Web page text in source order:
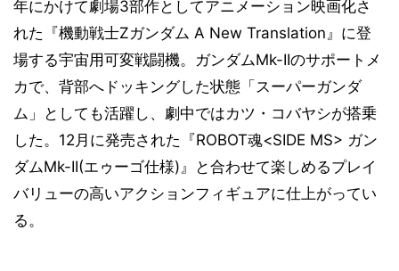
年にかけて劇場3部作としてアニメーション映画化さ
れた『機動戦士Zガンダム A New Translation』に登
場する宇宙用可変戦闘機。ガンダムMk-IIのサポートメ
カで、背部へドッキングした状態「スーパーガンダ
ム」としても活躍し、劇中ではカツ・コバヤシが搭乗
した。12月に発売された『ROBOT魂<SIDE MS> ガン
ダムMk-II(エゥーゴ仕様)』と合わせて楽しめるプレイ
バリューの高いアクションフィギュアに仕上がってい
る。